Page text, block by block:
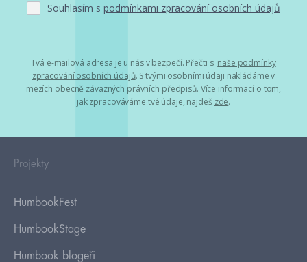
Souhlasím s podmínkami zpracování osobních údajů
Tvá e-mailová adresa je u nás v bezpečí. Přečti si naše podmínky
zpracování osobních údajů. S tvými osobními údaji nakládáme v
mezích obecně závazných právních předpisů. Více informací o tom,
jak zpracováváme tvé údaje, najdeš zde.
Projekty
HumbookFest
HumbookStage
Humbook blogeři